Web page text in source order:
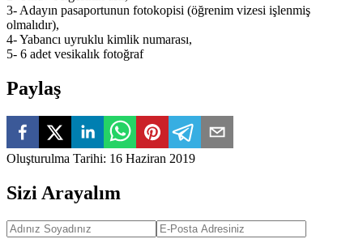
3- Adayın pasaportunun fotokopisi (öğrenim vizesi işlenmiş
olmalıdır),
4- Yabancı uyruklu kimlik numarası,
5- 6 adet vesikalık fotoğraf
Paylaş
Oluşturulma Tarihi: 16 Haziran 2019
Sizi Arayalım